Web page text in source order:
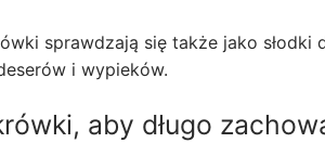
sprawdzają się także jako
i wypieków.
aby długo